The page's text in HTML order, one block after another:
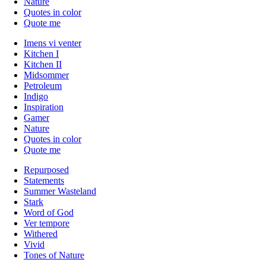
Quotes in color
Quote me
Imens vi venter
Kitchen I
Kitchen II
Midsommer
Petroleum
Indigo
Inspiration
Gamer
Nature
Quotes in color
Quote me
Repurposed
Statements
Summer Wasteland
Stark
Word of God
Ver tempore
Withered
Vivid
Tones of Nature